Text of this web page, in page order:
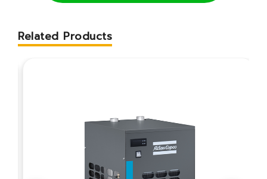
Related Products